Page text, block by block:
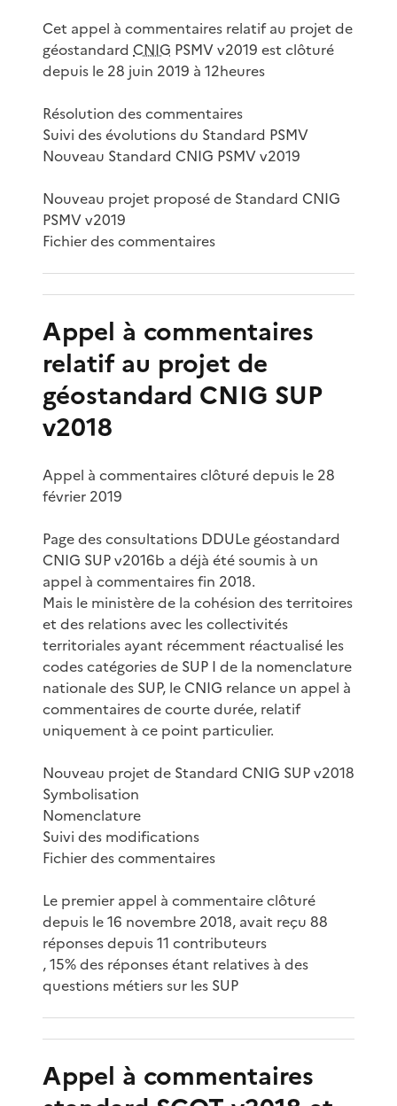
Cet appel à commentaires relatif au projet de
géostandard CNIG PSMV v2019 est clôturé
depuis le 28 juin 2019 à 12heures
Résolution des commentaires
Suivi des évolutions du Standard PSMV
Nouveau Standard CNIG PSMV v2019
Nouveau projet proposé de Standard CNIG
PSMV v2019
Fichier des commentaires
Appel à commentaires
relatif au projet de
géostandard CNIG SUP
v2018
Appel à commentaires clôturé depuis le 28
février 2019
Page des consultations DDULe géostandard
CNIG SUP v2016b a déjà été soumis à un
appel à commentaires fin 2018.
Mais le ministère de la cohésion des territoires
et des relations avec les collectivités
territoriales ayant récemment réactualisé les
codes catégories de SUP I de la nomenclature
nationale des SUP, le CNIG relance un appel à
commentaires de courte durée, relatif
uniquement à ce point particulier.
Nouveau projet de Standard CNIG SUP v2018
Symbolisation
Nomenclature
Suivi des modifications
Fichier des commentaires
Le premier appel à commentaire clôturé
depuis le 16 novembre 2018, avait reçu 88
réponses depuis 11 contributeurs
, 15% des réponses étant relatives à des
questions métiers sur les SUP
Appel à commentaires